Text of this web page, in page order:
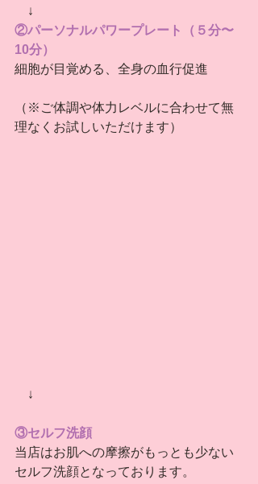
↓
②パーソナルパワープレート（５分〜
10分）
細胞が目覚める、全身の血行促進
（※ご体調や体力レベルに合わせて無
理なくお試しいただけます）
↓
③セルフ洗顔
当店はお肌への摩擦がもっとも少ない
セルフ洗顔となっております。